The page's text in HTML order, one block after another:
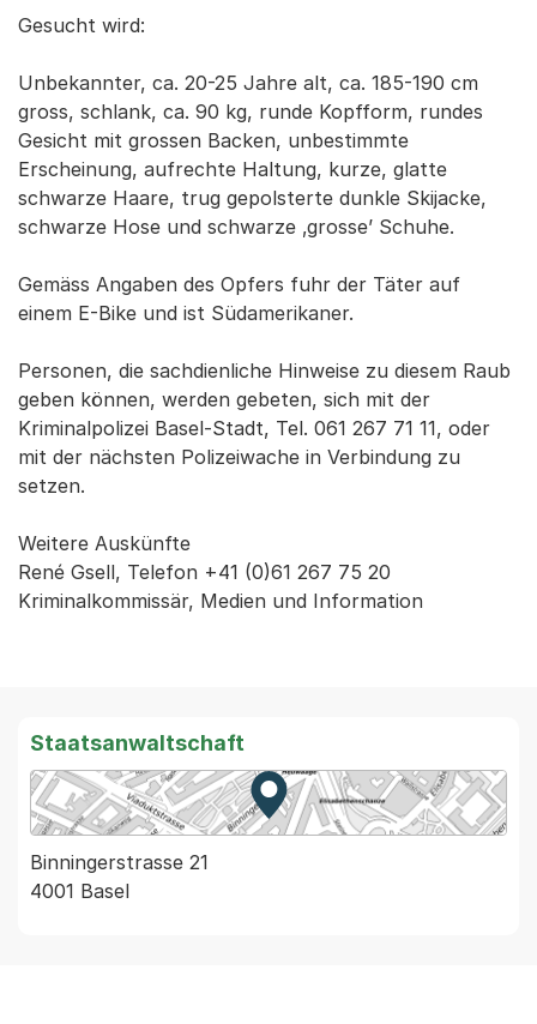
Gesucht wird:
Unbekannter, ca. 20-25 Jahre alt, ca. 185-190 cm
gross, schlank, ca. 90 kg, runde Kopfform, rundes
Gesicht mit grossen Backen, unbestimmte
Erscheinung, aufrechte Haltung, kurze, glatte
schwarze Haare, trug gepolsterte dunkle Skijacke,
schwarze Hose und schwarze ‚grosse’ Schuhe.
Gemäss Angaben des Opfers fuhr der Täter auf
einem E-Bike und ist Südamerikaner.
Personen, die sachdienliche Hinweise zu diesem Raub
geben können, werden gebeten, sich mit der
Kriminalpolizei Basel-Stadt, Tel. 061 267 71 11, oder
mit der nächsten Polizeiwache in Verbindung zu
setzen.
Weitere Auskünfte
René Gsell, Telefon +41 (0)61 267 75 20
Kriminalkommissär, Medien und Information
Staatsanwaltschaft
Zur Karte von MapBS.
Externer Link, wird in einem
Binningerstrasse 21
4001 Basel